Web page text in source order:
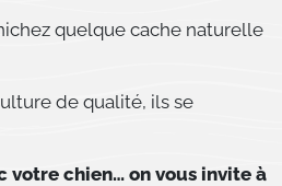
quelque cache naturelle
de qualité, ils se
votre chien… on vous invite à